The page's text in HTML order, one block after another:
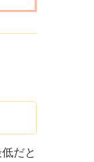
だと